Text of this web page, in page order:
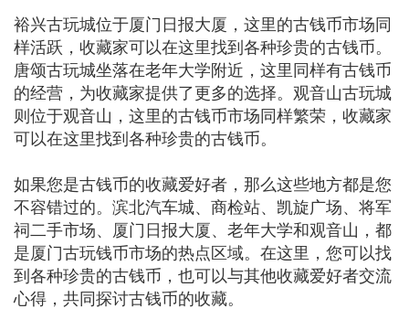
裕兴古玩城位于厦门日报大厦，这里的古钱币市场同
样活跃，收藏家可以在这里找到各种珍贵的古钱币。
唐颂古玩城坐落在老年大学附近，这里同样有古钱币
的经营，为收藏家提供了更多的选择。观音山古玩城
则位于观音山，这里的古钱币市场同样繁荣，收藏家
可以在这里找到各种珍贵的古钱币。
如果您是古钱币的收藏爱好者，那么这些地方都是您
不容错过的。滨北汽车城、商检站、凯旋广场、将军
祠二手市场、厦门日报大厦、老年大学和观音山，都
是厦门古玩钱币市场的热点区域。在这里，您可以找
到各种珍贵的古钱币，也可以与其他收藏爱好者交流
心得，共同探讨古钱币的收藏。